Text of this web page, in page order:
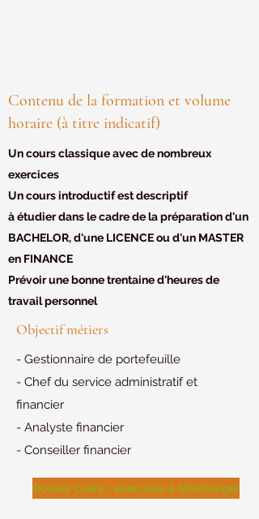
Contenu de la formation et volume
horaire (à titre indicatif)
Un cours classique avec de nombreux
exercices
Un cours introductif est descriptif
à étudier dans le cadre de la préparation d'un
BACHELOR, d'une LICENCE ou d'un MASTER
en FINANCE
Prévoir une bonne trentaine d'heures de
travail personnel
Objectif métiers
- Gestionnaire de portefeuille
- Chef du service administratif et
financier
- Analyste financier
- Conseiller financier
Dossier cours + exercices à télécharger